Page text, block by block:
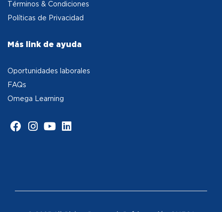
Términos & Condiciones
Políticas de Privacidad
Más link de ayuda
Oportunidades laborales
FAQs
Omega Learning